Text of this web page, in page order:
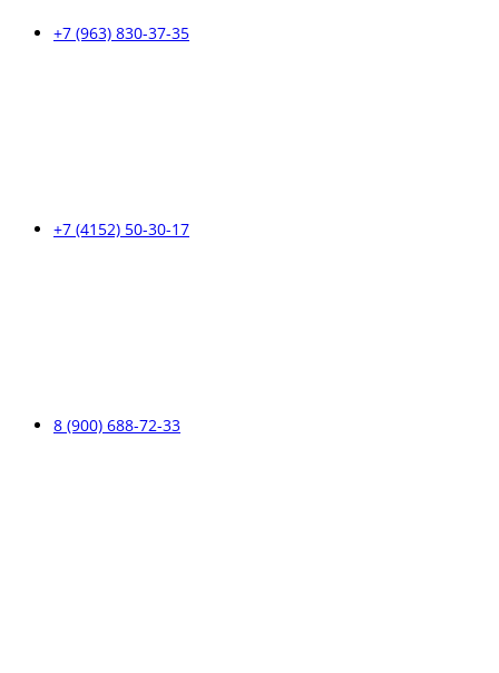
+7 (963) 830-37-35
+7 (4152) 50-30-17
8 (900) 688-72-33